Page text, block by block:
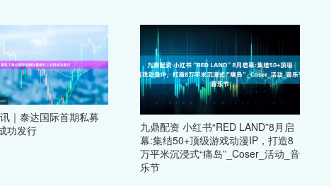
｜泰达国际首期私募
功发行
九鼎配资 小红书“RED LAND”8月启
幕:集结50+顶级游戏动漫IP，打造8
万平米沉浸式“痛岛”_Coser_活动_音
乐节